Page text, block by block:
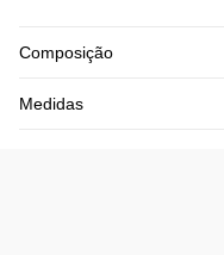
Composição
Medidas